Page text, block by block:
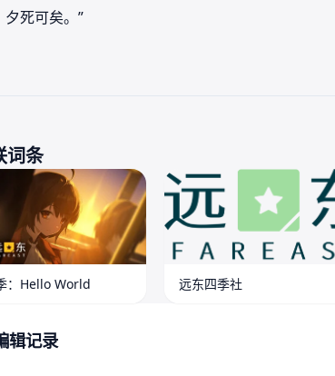
夕死可矣。”
词条
：Hello World 远东四季社
辑记录